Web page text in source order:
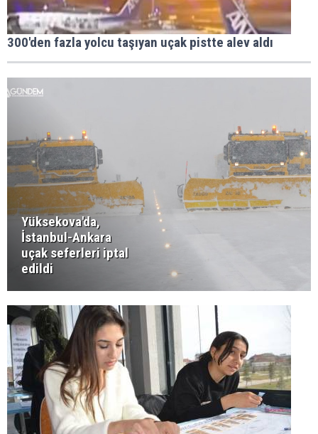
300'den fazla yolcu taşıyan uçak pistte alev aldı
Yüksekova'da,
İstanbul-Ankara
uçak seferleri iptal
edildi